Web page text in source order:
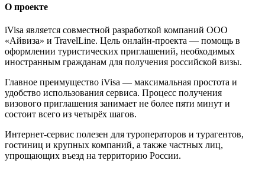
О проекте
iVisa является совместной разработкой компаний ООО
«Айвиза» и TravelLine. Цель онлайн-проекта — помощь в
оформлении туристических приглашений, необходимых
иностранным гражданам для получения российской визы.
Главное преимущество iVisa — максимальная простота и
удобство использования сервиса. Процесс получения
визового приглашения занимает не более пяти минут и
состоит всего из четырёх шагов.
Интернет-сервис полезен для туроператоров и турагентов,
гостиниц и крупных компаний, а также частных лиц,
упрощающих въезд на территорию России.